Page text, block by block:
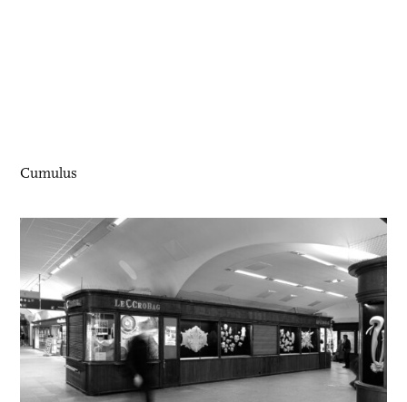
Cumulus